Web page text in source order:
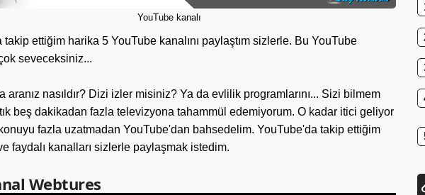
YouTube kanalı
takip ettiğim harika 5 YouTube kanalını paylaştım sizlerle. Bu YouTube
seveceksiniz...
aranız nasıldır? Dizi izler misiniz? Ya da evlilik programlarını... Sizi bilmem
beş dakikadan fazla televizyona tahammül edemiyorum. O kadar itici geliyor
fazla uzatmadan YouTube'dan bahsedelim. YouTube'da takip ettiğim
faydalı kanalları sizlerle paylaşmak istedim.
Webtures